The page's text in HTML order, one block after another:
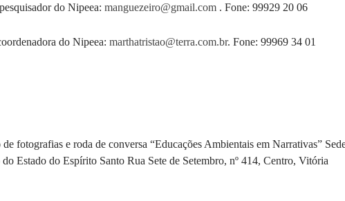
do Nipeea:manguezeiro@gmail.com . Fone: 99929 20 06
do Nipeea:marthatristao@terra.com.br. Fone: 99969 34 01
fotografias e roda de conversa “Educações Ambientais em Narrativas”
Estado do Espírito Santo Rua Sete de Setembro, nº 414, Centro, Vitória